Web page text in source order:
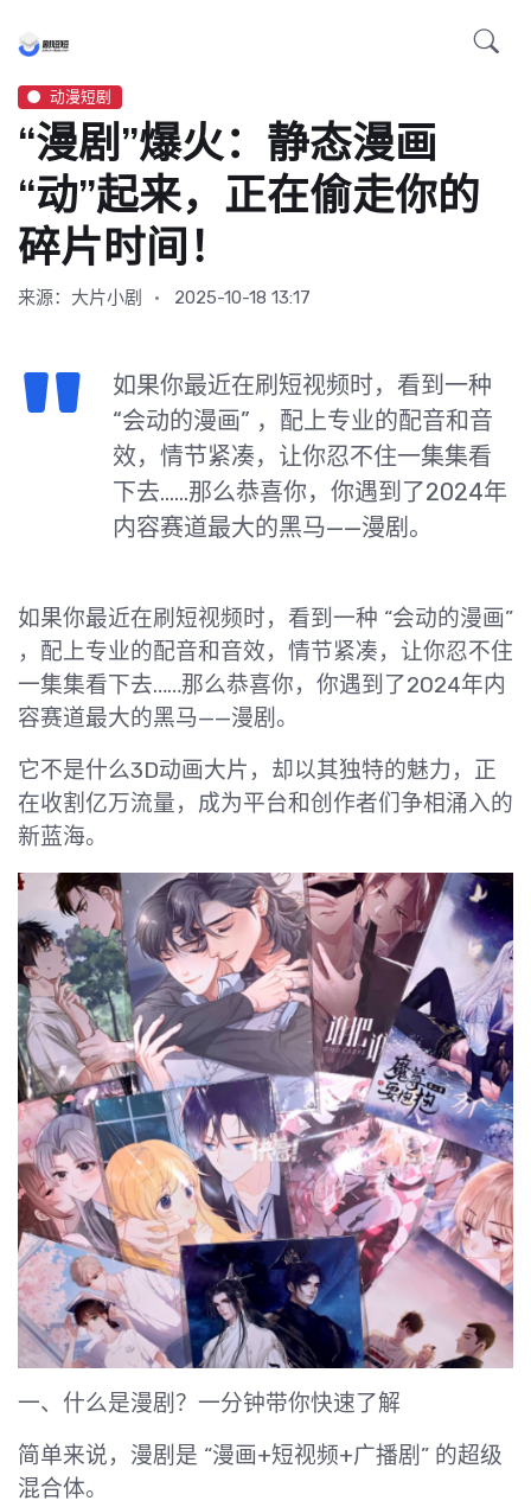
动漫短剧
“漫剧”爆火：静态漫画
“动”起来，正在偷走你的
碎片时间！
来源：大片小剧 2025-10-18 13:17
如果你最近在刷短视频时，看到一种
“会动的漫画” ，配上专业的配音和音
效，情节紧凑，让你忍不住一集集看
下去……那么恭喜你，你遇到了2024年
内容赛道最大的黑马——漫剧。
如果你最近在刷短视频时，看到一种 “会动的漫画”
，配上专业的配音和音效，情节紧凑，让你忍不住
一集集看下去……那么恭喜你，你遇到了2024年内
容赛道最大的黑马——漫剧。
它不是什么3D动画大片，却以其独特的魅力，正
在收割亿万流量，成为平台和创作者们争相涌入的
新蓝海。
一、什么是漫剧？一分钟带你快速了解
简单来说，漫剧是 “漫画+短视频+广播剧” 的超级
混合体。